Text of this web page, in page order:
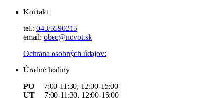
Kontakt
tel.: 043/5590215
email: obec@novot.sk
Ochrana osobných údajov:
Úradné hodiny
PO 7:00-11:30, 12:00-15:00
UT 7:00-11:30, 12:00-15:00